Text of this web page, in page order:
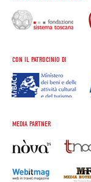
CON IL PATROCINIO DI
MEDIA PARTNER